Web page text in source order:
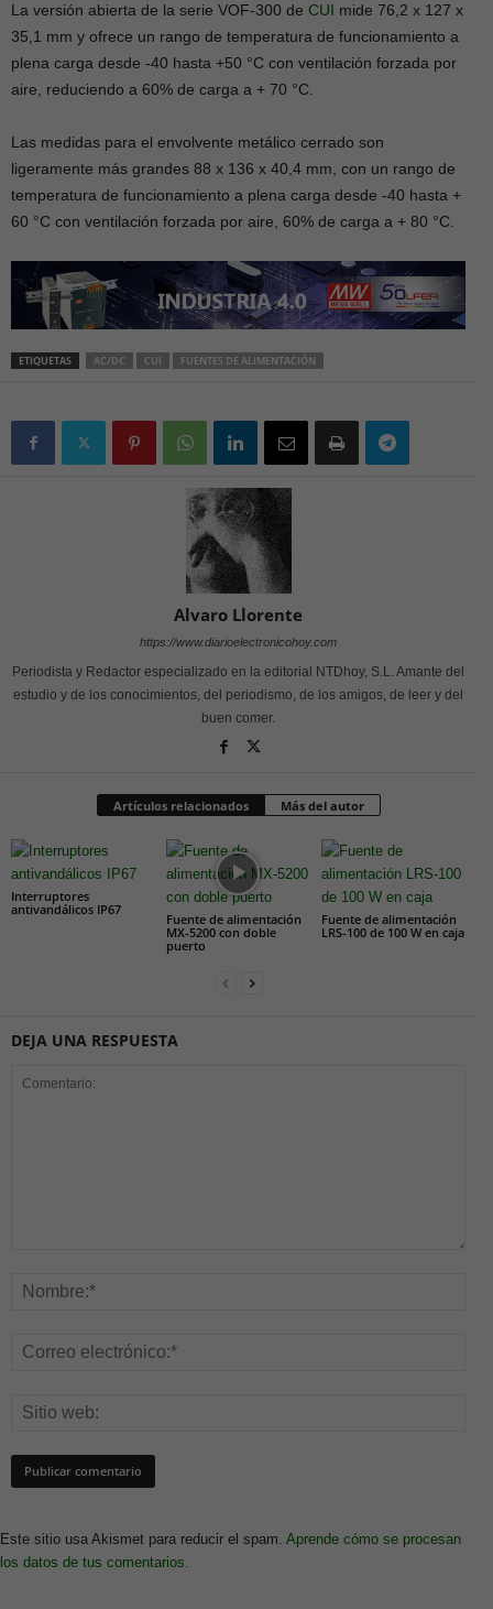
La versión abierta de la serie VOF-300 de CUI mide 76,2 x 127 x
35,1 mm y ofrece un rango de temperatura de funcionamiento a
plena carga desde -40 hasta +50 °C con ventilación forzada por
aire, reduciendo a 60% de carga a + 70 °C.
Las medidas para el envolvente metálico cerrado son
ligeramente más grandes 88 x 136 x 40,4 mm, con un rango de
temperatura de funcionamiento a plena carga desde -40 hasta +
60 °C con ventilación forzada por aire, 60% de carga a + 80 °C.
ETIQUETAS AC/DC CUI FUENTES DE ALIMENTACIÓN
Alvaro Llorente
https://www.diarioelectronicohoy.com
Periodista y Redactor especializado en la editorial NTDhoy, S.L. Amante del
estudio y de los conocimientos, del periodismo, de los amigos, de leer y del
buen comer.
Artículos relacionados Más del autor
Interruptores
antivandálicos IP67
Fuente de alimentación
MX-5200 con doble
puerto
Fuente de alimentación
LRS-100 de 100 W en caja
DEJA UNA RESPUESTA
Este sitio usa Akismet para reducir el spam. Aprende cómo se procesan
los datos de tus comentarios.